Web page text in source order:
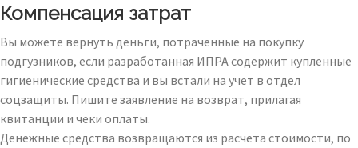
Компенсация затрат
Вы можете вернуть деньги, потраченные на покупку
подгузников, если разработанная ИПРА содержит купленные
гигиенические средства и вы встали на учет в отдел
соцзащиты. Пишите заявление на возврат, прилагая
квитанции и чеки оплаты.
Денежные средства возвращаются из расчета стоимости, по